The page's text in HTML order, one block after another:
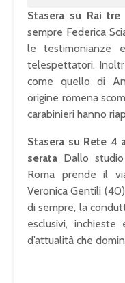
Stasera su Rai tre
sempre Federica
le testimonianze
telespettatori.
come quello di
origine romena
carabinieri hanno
Stasera su Rete 4
serata Dallo
Roma prende il
Veronica Gentili
di sempre, la
esclusivi,
d’attualità che